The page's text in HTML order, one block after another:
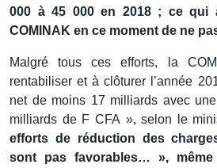
000 à 45 000 en 2018 ; ce qui
COMINAK en ce moment de ne
Malgré tous ces efforts, la
rentabiliser et à clôturer l’année
net de moins 17 milliards avec
milliards de F CFA », selon le
efforts de réduction des
sont pas favorables… »,